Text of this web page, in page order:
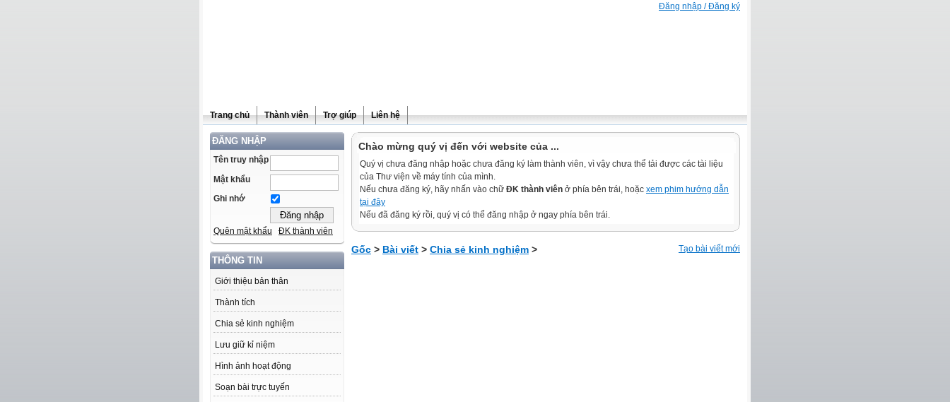
Đăng nhập / Đăng ký
Trang chủ Thành viên Trợ giúp Liên hệ
ĐĂNG NHẬP
Tên truy nhập
Mật khẩu
Ghi nhớ
Quên mật khẩu ĐK thành viên
THÔNG TIN
Giới thiệu bản thân
Thành tích
Chia sẻ kinh nghiệm
Lưu giữ kỉ niệm
Hình ảnh hoạt động
Soạn bài trực tuyến
Chào mừng quý vị đến với website của ...
Quý vị chưa đăng nhập hoặc chưa đăng ký làm thành viên, vì vậy chưa thể tải được các tài liệu
của Thư viện về máy tính của mình.
Nếu chưa đăng ký, hãy nhấn vào chữ ĐK thành viên ở phía bên trái, hoặc xem phim hướng dẫn
tại đây
Nếu đã đăng ký rồi, quý vị có thể đăng nhập ở ngay phía bên trái.
Gốc > Bài viết > Chia sẻ kinh nghiệm > Tạo bài viết mới